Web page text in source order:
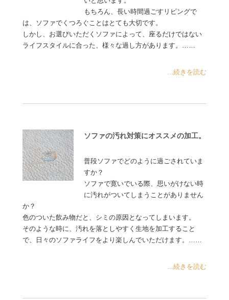
もちろん、長い時間過ごすリビングで
は、ソファでくつろぐことはとても大切です。
しかし、お選びいただくソファによって、座るだけではない
ライフスタイルに合った、様々な過し方があります。……
...続きを読む
ソファの汚れ対策にオススメの加工。
普段ソファでどのように過ごされていま
すか？
ソファで寛いでいる際、思いがけない時
に汚れがついてしまうことがありません
か？
色のついた飲み物だと、シミの原因となってしまいます。
そのような時に、汚れを落としやすく生地を加工すること
で、日々のソファライフをより楽しんでいただけます。……
...続きを読む